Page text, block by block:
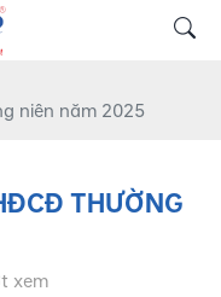
niên năm 2025
THƯỜNG
xem